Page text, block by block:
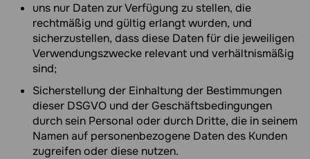
uns nur Daten zur Verfügung zu stellen, die
rechtmäßig und gültig erlangt wurden, und
sicherzustellen, dass diese Daten für die jeweiligen
Verwendungszwecke relevant und verhältnismäßig
sind;
Sicherstellung der Einhaltung der Bestimmungen
dieser DSGVO und der Geschäftsbedingungen
durch sein Personal oder durch Dritte, die in seinem
Namen auf personenbezogene Daten des Kunden
zugreifen oder diese nutzen.